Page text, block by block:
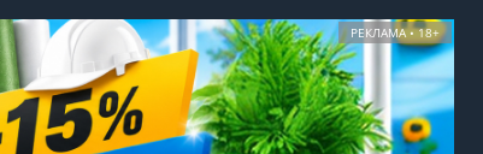
РЕКЛАМА • 18+